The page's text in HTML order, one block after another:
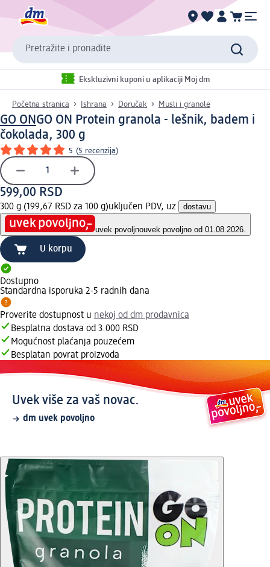
Pretražite i pronađite
Ekskluzivni kuponi u aplikaciji Moj dm
Početna stranica Ishrana Doručak Musli i granole
GO ONGO ON Protein granola - lešnik, badem i
čokolada, 300 g
5 (5 recenzija)
599,00 RSD
300 g (199,67 RSD za 100 g)uključen PDV, uz dostavu
uvek povoljnouvek povoljno od 01.08.2026.
U korpu
Dostupno
Standardna isporuka 2-5 radnih dana
Proverite dostupnost u nekoj od dm prodavnica
Besplatna dostava od 3.000 RSD
Mogućnost plaćanja pouzećem
Besplatan povrat proizvoda
Uvek više za vaš novac.
dm uvek povoljno